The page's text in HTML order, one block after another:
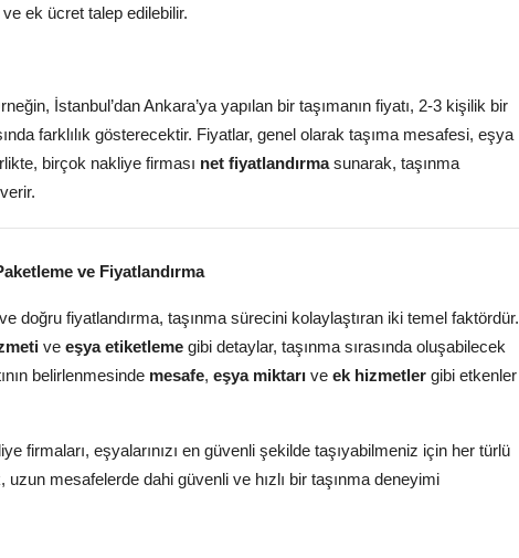
ek ücret talep edilebilir.
İstanbul’dan Ankara’ya yapılan bir taşımanın fiyatı, 2-3 kişilik bir
farklılık gösterecektir. Fiyatlar, genel olarak taşıma mesafesi, eşya
birçok nakliye firması net fiyatlandırmasunarak, taşınma
ve Fiyatlandırma
doğru fiyatlandırma, taşınma sürecini kolaylaştıran iki temel faktördür.
ve eşya etiketleme gibi detaylar, taşınma sırasında oluşabilecek
belirlenmesinde mesafe, eşya miktarı ve ek hizmetler gibi etkenler
firmaları, eşyalarınızı en güvenli şekilde taşıyabilmeniz için her türlü
mesafelerde dahi güvenli ve hızlı bir taşınma deneyimi